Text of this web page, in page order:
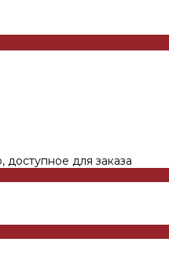
для заказа